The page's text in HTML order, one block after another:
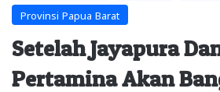
Provinsi Papua Barat
Setelah Jayapura
Pertamina Akan